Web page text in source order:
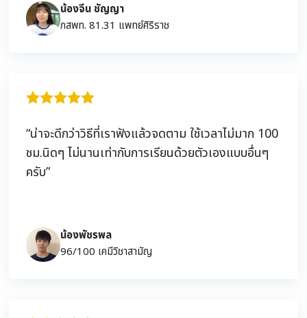
น้องจีน ชัญญา
กสพท. 81.31 แพทย์ศิริราช
“น่าจะดีกว่าวิธีที่เราฟังแล้วจดตาม ใช้เวลาไม่มาก 100
ชม.นิดๆ ไม่นานเท่ากับการเรียนด้วยตัวเองแบบอื่นๆ
ครับ”
น้องพัชรพล
96/100 เคมีวิชาสามัญ